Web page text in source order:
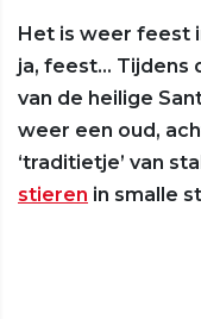
Het is weer feest
ja, feest… Tijdens
van de heilige
weer een oud,
‘traditietje’ van
stieren in smalle